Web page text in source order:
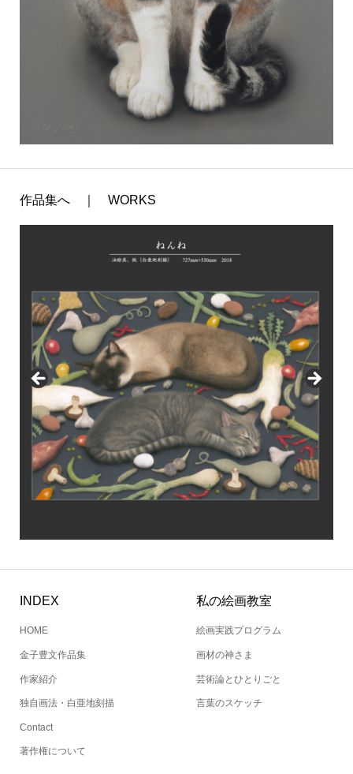
作品集へ ｜ WORKS
INDEX
HOME
金子豊文作品集
作家紹介
独自画法・白亜地刻描
Contact
著作権について
私の絵画教室
絵画実践プログラム
画材の神さま
芸術論とひとりごと
言葉のスケッチ